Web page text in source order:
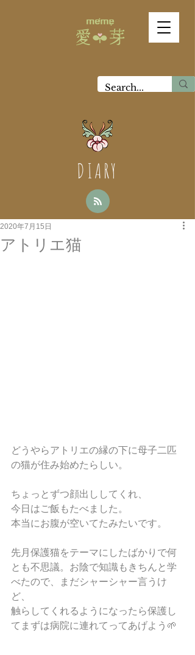
DIARY
アトリエ猫
2020年7月15日
どうやらアトリエの縁の下に母子二匹
の猫が住み始めたらしい。
ちょっとずつ顔出ししてくれ、
今日はご飯もたべました。
本当にお腹が空いてたみたいです。
先月保護猫をテーマにしたばかりで何
とも不思議。お陰で知識もきちんと学
べたので、まだシャーシャー言うけ
ど、
触らしてくれるようになったら保護し
てまずは病院に連れてってあげよう🌱